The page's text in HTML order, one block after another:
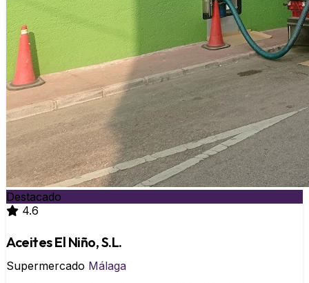
Destacado
4.6
Aceites El Niño, S.L.
Supermercado Málaga